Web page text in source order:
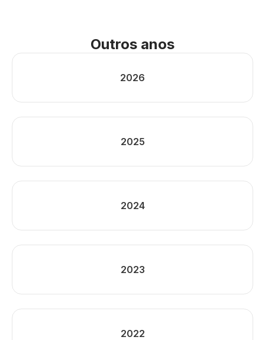
Outros anos
2026
2025
2024
2023
2022